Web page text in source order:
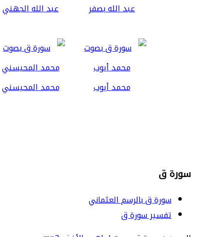
عبد الله بصفر عبد الله الجهني
محمد أيوب محمد المحيسني
سورة ق
سورة ق بالرسم العثماني
تفسير سورة ق